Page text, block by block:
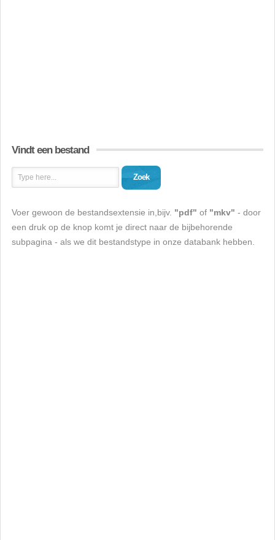
Vindt een bestand
Zoek
Voer gewoon de bestandsextensie in,bijv. "pdf" of "mkv" - door
een druk op de knop komt je direct naar de bijbehorende
subpagina - als we dit bestandstype in onze databank hebben.